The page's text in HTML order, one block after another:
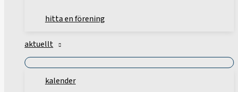
hitta en förening
aktuellt
kalender